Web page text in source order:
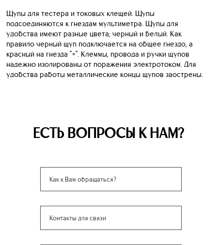
Щупы для тестера и токовых клещей. Щупы
подсоединяются к гнездам мультиметра. Щупы для
удобства имеют разные цвета; черный и белый. Как
правило черный щуп подключается на общее гнездо, а
красный на гнезда "+". Клеммы, провода и ручки щупов
надежно изолированы от поражения электротоком. Для
удобства работы металлические концы щупов заострены.
ЕСТЬ ВОПРОСЫ К НАМ?